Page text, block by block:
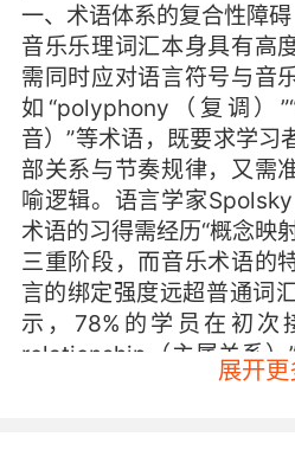
一、术语体系的复合性障碍
音乐乐理词汇本身具有高
需同时应对语言符号与音
如“polyphony（复调）
音）”等术语，既要求学习
部关系与节奏规律，又需
喻逻辑。语言学家
术语的习得需经历“概念映
三重阶段，而音乐术语的
言的绑定强度远超普通词
示，78%的学员在初次
relationship（主属关系）
键盘演示才能建立术语与音
展开更